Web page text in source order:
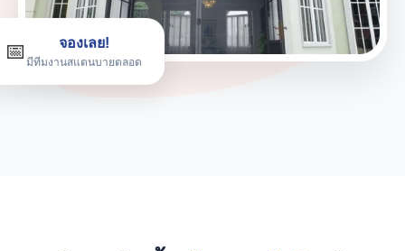
📅 จองเลย!
มีทีมงานสแตนบายตลอด